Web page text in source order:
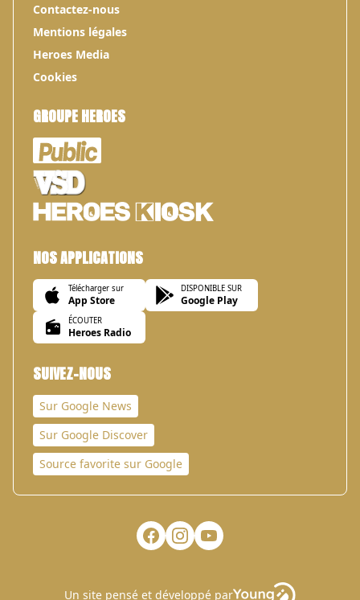
Contactez-nous
Mentions légales
Heroes Media
Cookies
GROUPE HEROES
NOS APPLICATIONS
Télécharger sur
App Store
DISPONIBLE SUR
Google Play
ÉCOUTER
Heroes Radio
SUIVEZ-NOUS
Sur Google News
Sur Google Discover
Source favorite sur Google
Un site pensé et développé par